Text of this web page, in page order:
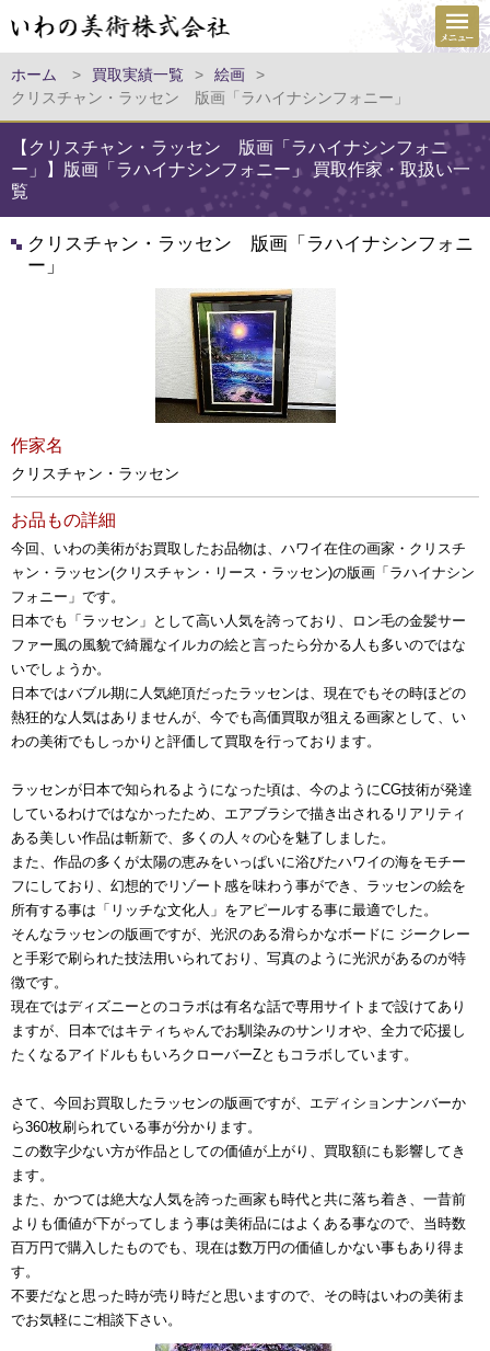
ホーム > 買取実績一覧 > 絵画
>
クリスチャン・ラッセン 版画「ラハイナシンフォニー」
【クリスチャン・ラッセン 版画「ラハイナシンフォニ
ー」】版画「ラハイナシンフォニー」 買取作家・取扱い一
覧
クリスチャン・ラッセン 版画「ラハイナシンフォニ
ー」
作家名
クリスチャン・ラッセン
お品もの詳細
今回、いわの美術がお買取したお品物は、ハワイ在住の画家・クリスチ
ャン・ラッセン(クリスチャン・リース・ラッセン)の版画「ラハイナシン
フォニー」です。
日本でも「ラッセン」として高い人気を誇っており、ロン毛の金髪サー
ファー風の風貌で綺麗なイルカの絵と言ったら分かる人も多いのではな
いでしょうか。
日本ではバブル期に人気絶頂だったラッセンは、現在でもその時ほどの
熱狂的な人気はありませんが、今でも高価買取が狙える画家として、い
わの美術でもしっかりと評価して買取を行っております。
ラッセンが日本で知られるようになった頃は、今のようにCG技術が発達
しているわけではなかったため、エアブラシで描き出されるリアリティ
ある美しい作品は斬新で、多くの人々の心を魅了しました。
また、作品の多くが太陽の恵みをいっぱいに浴びたハワイの海をモチー
フにしており、幻想的でリゾート感を味わう事ができ、ラッセンの絵を
所有する事は「リッチな文化人」をアピールする事に最適でした。
そんなラッセンの版画ですが、光沢のある滑らかなボードに ジークレー
と手彩で刷られた技法用いられており、写真のように光沢があるのが特
徴です。
現在ではディズニーとのコラボは有名な話で専用サイトまで設けてあり
ますが、日本ではキティちゃんでお馴染みのサンリオや、全力で応援し
たくなるアイドルももいろクローバーZともコラボしています。
さて、今回お買取したラッセンの版画ですが、エディションナンバーか
ら360枚刷られている事が分かります。
この数字少ない方が作品としての価値が上がり、買取額にも影響してき
ます。
また、かつては絶大な人気を誇った画家も時代と共に落ち着き、一昔前
よりも価値が下がってしまう事は美術品にはよくある事なので、当時数
百万円で購入したものでも、現在は数万円の価値しかない事もあり得ま
す。
不要だなと思った時が売り時だと思いますので、その時はいわの美術ま
でお気軽にご相談下さい。